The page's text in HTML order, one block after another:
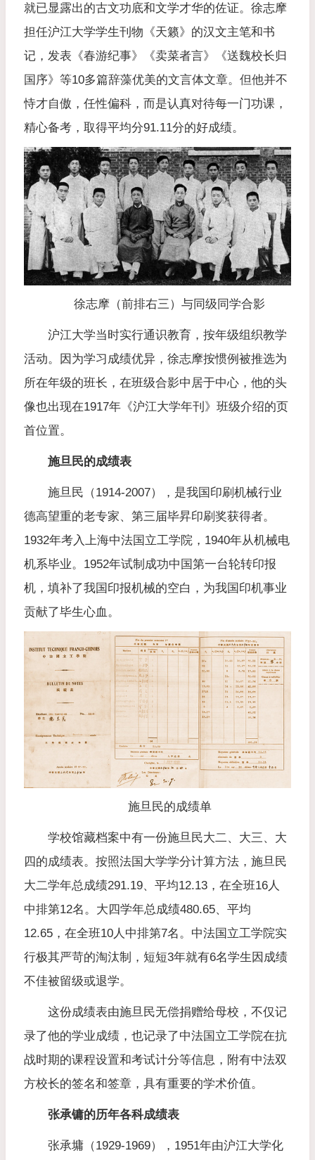
就已显露出的古文功底和文学才华的佐证。徐志摩
担任沪江大学学生刊物《天籁》的汉文主笔和书
记，发表《春游纪事》《卖菜者言》《送魏校长归
国序》等10多篇辞藻优美的文言体文章。但他并不
恃才自傲，任性偏科，而是认真对待每一门功课，
精心备考，取得平均分91.11分的好成绩。
徐志摩（前排右三）与同级同学合影
沪江大学当时实行通识教育，按年级组织教学
活动。因为学习成绩优异，徐志摩按惯例被推选为
所在年级的班长，在班级合影中居于中心，他的头
像也出现在1917年《沪江大学年刊》班级介绍的页
首位置。
施旦民的成绩表
施旦民（1914-2007），是我国印刷机械行业
德高望重的老专家、第三届毕昇印刷奖获得者。
1932年考入上海中法国立工学院，1940年从机械电
机系毕业。1952年试制成功中国第一台轮转印报
机，填补了我国印报机械的空白，为我国印机事业
贡献了毕生心血。
施旦民的成绩单
学校馆藏档案中有一份施旦民大二、大三、大
四的成绩表。按照法国大学学分计算方法，施旦民
大二学年总成绩291.19、平均12.13，在全班16人
中排第12名。大四学年总成绩480.65、平均
12.65，在全班10人中排第7名。中法国立工学院实
行极其严苛的淘汰制，短短3年就有6名学生因成绩
不佳被留级或退学。
这份成绩表由施旦民无偿捐赠给母校，不仅记
录了他的学业成绩，也记录了中法国立工学院在抗
战时期的课程设置和考试计分等信息，附有中法双
方校长的签名和签章，具有重要的学术价值。
张承镛的历年各科成绩表
张承墉（1929-1969），1951年由沪江大学化